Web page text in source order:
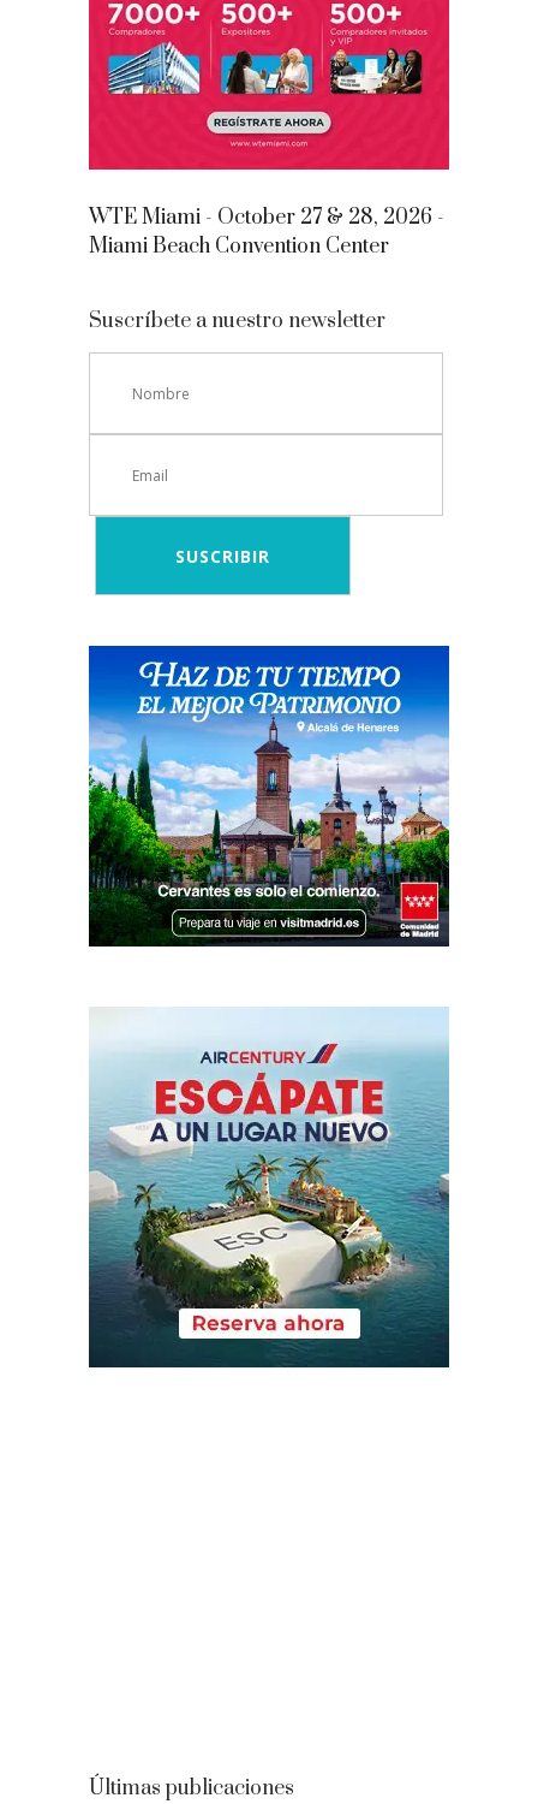
WTE Miami - October 27 & 28, 2026 -
Miami Beach Convention Center
Suscríbete a nuestro newsletter
Últimas publicaciones